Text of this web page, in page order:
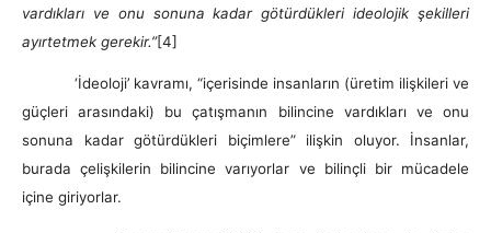
vardıkları ve onu sonuna kadar götürdükleri ideolojik şekilleri
ayırtetmek gerekir.”[4]
‘İdeoloji’ kavramı, “içerisinde insanların (üretim ilişkileri ve
güçleri arasındaki) bu çatışmanın bilincine vardıkları ve onu
sonuna kadar götürdükleri biçimlere” ilişkin oluyor. İnsanlar,
burada çelişkilerin bilincine varıyorlar ve bilinçli bir mücadele
içine giriyorlar.